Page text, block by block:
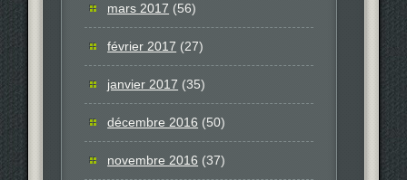
mars 2017 (56)
février 2017 (27)
janvier 2017 (35)
décembre 2016 (50)
novembre 2016 (37)